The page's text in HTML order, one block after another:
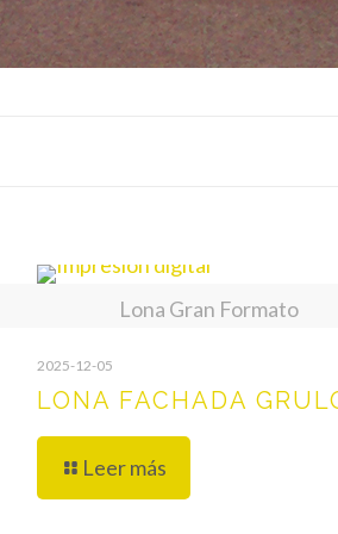
Lona Gran Formato
2025-12-05
LONA FACHADA
Leer más